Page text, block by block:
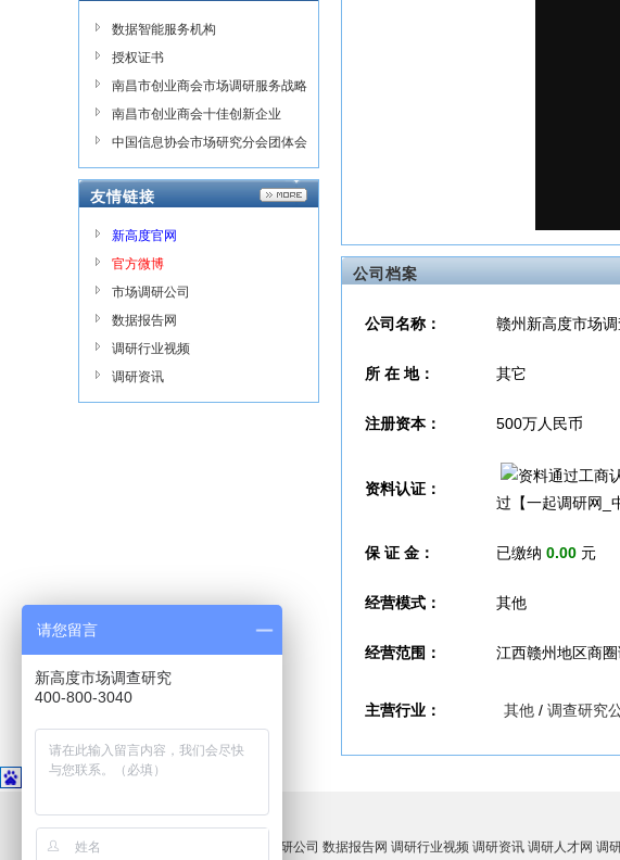
数据智能服务机构
授权证书
南昌市创业商会市场调研服务战略
合作单位
南昌市创业商会十佳创新企业
中国信息协会市场研究分会团体会
员证书
友情链接
新高度官网
官方微博
市场调研公司
数据报告网
调研行业视频
调研资讯
公司档案
公司名称： 赣州新高度市场
所 在 地： 其它
注册资本： 500万人民币
资料认证：
过【一起调研网_
保 证 金： 已缴纳 0.00 元
经营模式： 其他
经营范围： 江西赣州地区商
主营行业： 其他 / 调查研究
友情链接： 市场调研公司 数据报告网 调研行业视频 调研资讯 调研人才网 调
请您留言
新高度市场调查研究
400-800-3040